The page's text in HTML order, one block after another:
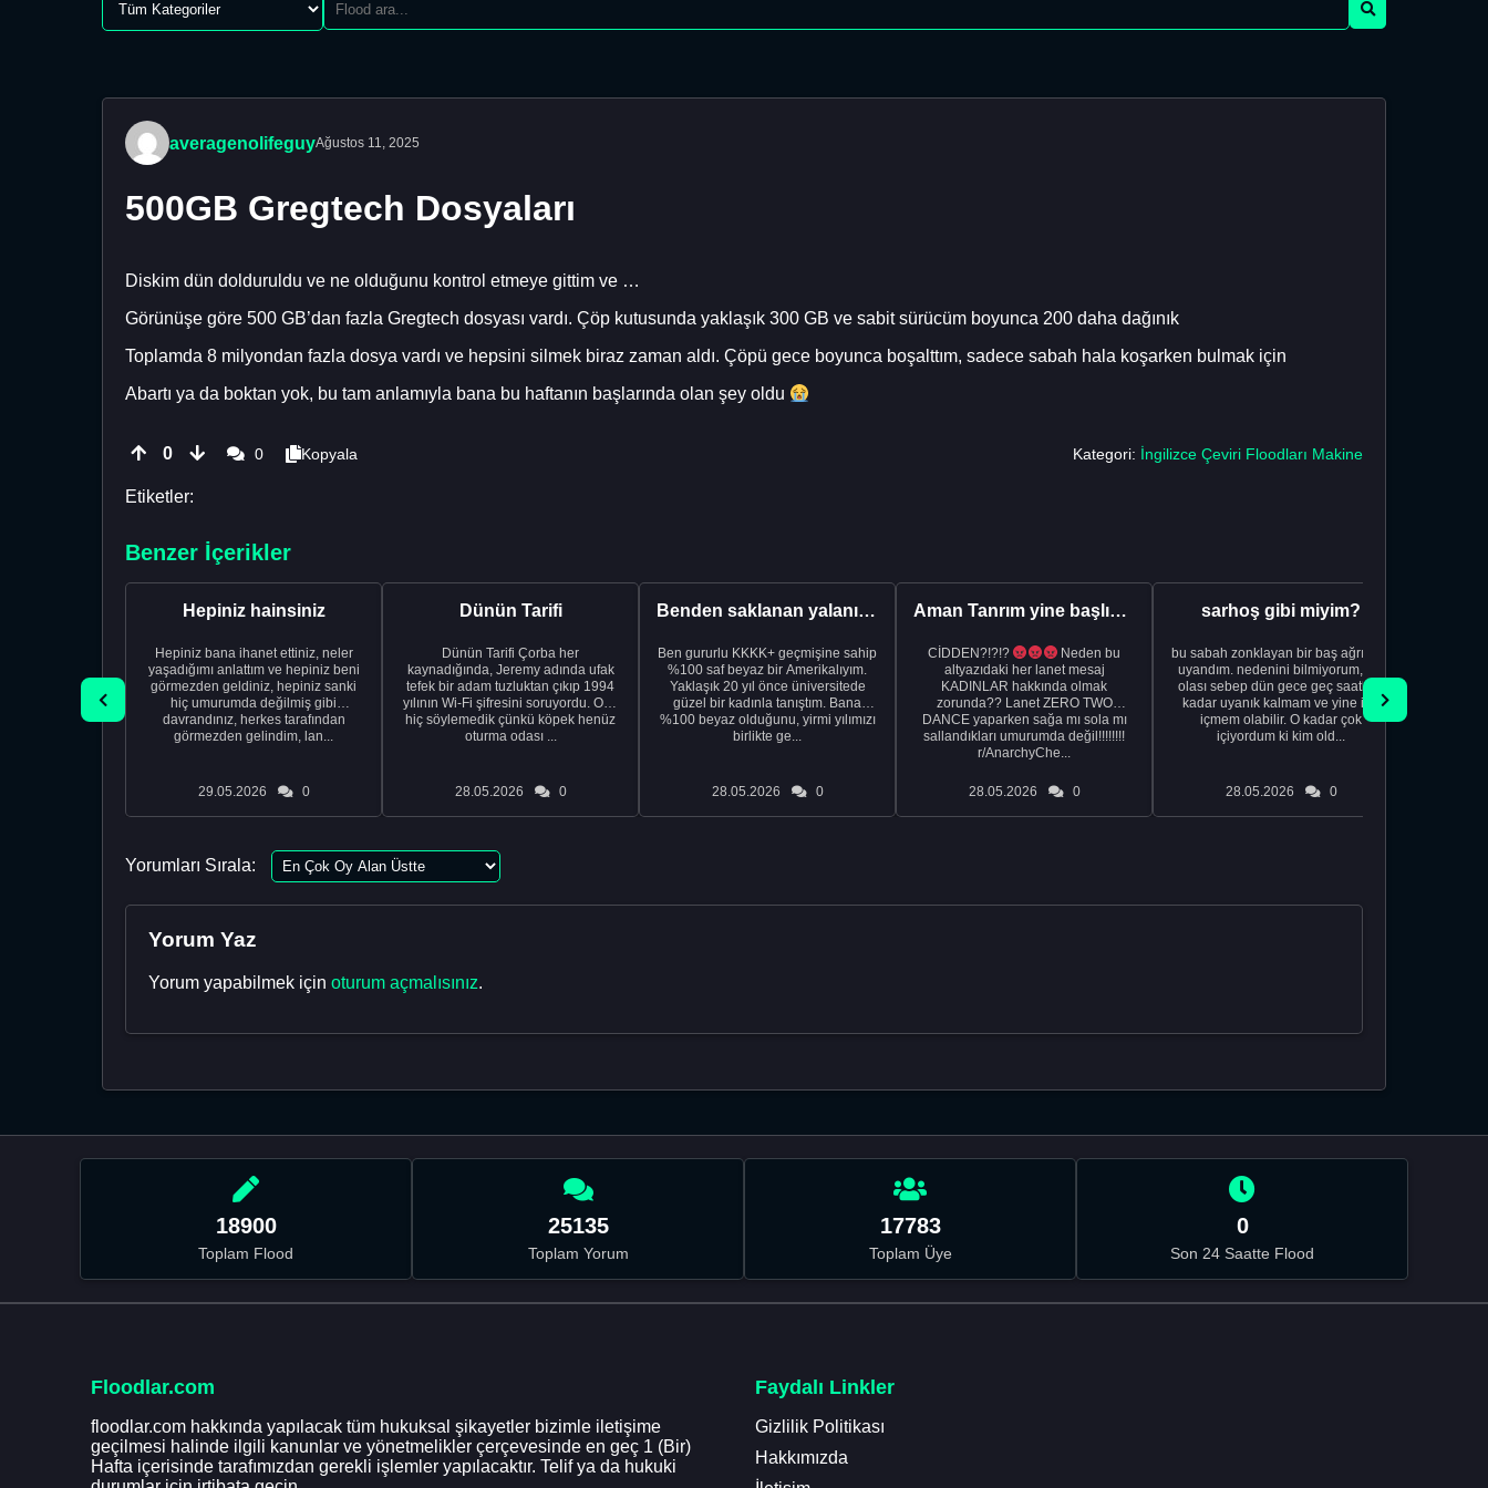
averagenolifeguyAğustos 11, 2025
500GB Gregtech Dosyaları
Diskim dün dolduruldu ve ne olduğunu kontrol etmeye gittim ve …
Görünüşe göre 500 GB’dan fazla Gregtech dosyası vardı. Çöp kutusunda yaklaşık 300 GB ve sabit sürücüm boyunca 200 daha dağınık
Toplamda 8 milyondan fazla dosya vardı ve hepsini silmek biraz zaman aldı. Çöpü gece boyunca boşalttım, sadece sabah hala koşarken bulmak için
Abartı ya da boktan yok, bu tam anlamıyla bana bu haftanın başlarında olan şey oldu
0 0 Kopyala Kategori: İngilizce Çeviri Floodları Makine
Etiketler:
Benzer İçerikler
Hepiniz hainsiniz
Hepiniz bana ihanet ettiniz, neler
yaşadığımı anlattım ve hepiniz beni
görmezden geldiniz, hepiniz sanki
hiç umurumda değilmiş gibi
davrandınız, herkes tarafından
görmezden gelindim, lan...
29.05.2026 0
Dünün Tarifi
Dünün Tarifi Çorba her
kaynadığında, Jeremy adında ufak
tefek bir adam tuzluktan çıkıp 1994
yılının Wi-Fi şifresini soruyordu. Ona
hiç söylemedik çünkü köpek henüz
oturma odası ...
28.05.2026 0
Benden saklanan yalanı ortaya çıkardıktan sonra eşimden...
Ben gururlu KKKK+ geçmişine sahip
%100 saf beyaz bir Amerikalıyım.
Yaklaşık 20 yıl önce üniversitede
güzel bir kadınla tanıştım. Bana
%100 beyaz olduğunu, yirmi yılımızı
birlikte ge...
28.05.2026 0
Aman Tanrım yine başlıyoruz..
CİDDEN?!?!?
Neden bu
altyazıdaki her lanet mesaj
KADINLAR hakkında olmak
zorunda?? Lanet ZERO TWO
DANCE yaparken sağa mı sola mı
sallandıkları umurumda değil!!!!!!!!
r/AnarchyChe...
28.05.2026 0
sarhoş gibi miyim?
bu sabah zonklayan bir baş ağrısıyla
uyandım. nedenini bilmiyorum, tek
olası sebep dün gece geç saatlere
kadar uyanık kalmam ve yine içki
içmem olabilir. O kadar çok
içiyordum ki kim old...
28.05.2026 0
Yorumları Sırala:
Yorum Yaz
Yorum yapabilmek için oturum açmalısınız.
18900
Toplam Flood
25135
Toplam Yorum
17783
Toplam Üye
0
Son 24 Saatte Flood
Floodlar.com
floodlar.com hakkında yapılacak tüm hukuksal şikayetler bizimle iletişime
geçilmesi halinde ilgili kanunlar ve yönetmelikler çerçevesinde en geç 1 (Bir)
Hafta içerisinde tarafımızdan gerekli işlemler yapılacaktır. Telif ya da hukuki
Faydalı Linkler
Gizlilik Politikası
Hakkımızda